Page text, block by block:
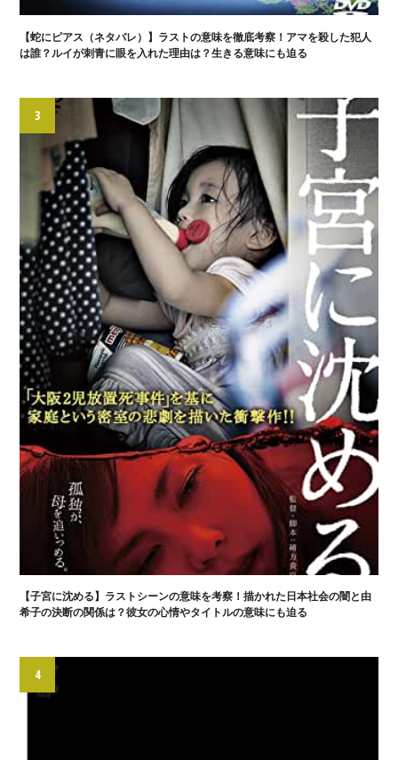
【蛇にピアス（ネタバレ）】ラストの意味を徹底考察！アマを殺した犯人
は誰？ルイが刺青に眼を入れた理由は？生きる意味にも迫る
3
【子宮に沈める】ラストシーンの意味を考察！描かれた日本社会の闇と由
希子の決断の関係は？彼女の心情やタイトルの意味にも迫る
4